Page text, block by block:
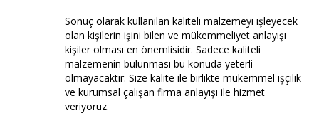
Sonuç olarak kullanılan kaliteli malzemeyi işleyecek
olan kişilerin işini bilen ve mükemmeliyet anlayışı
kişiler olması en önemlisidir. Sadece kaliteli
malzemenin bulunması bu konuda yeterli
olmayacaktır. Size kalite ile birlikte mükemmel işçilik
ve kurumsal çalışan firma anlayışı ile hizmet
veriyoruz.